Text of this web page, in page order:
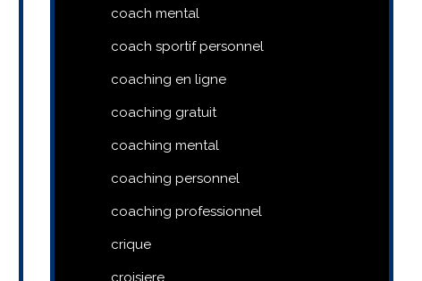
coach mental
coach sportif personnel
coaching en ligne
coaching gratuit
coaching mental
coaching personnel
coaching professionnel
crique
croisiere